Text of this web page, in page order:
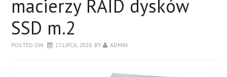
MONITORY
LAPTOPY
macierzy RAID dysków
SSD m.2
POSTED ON 27 LIPCA, 2026 BY ADMIN